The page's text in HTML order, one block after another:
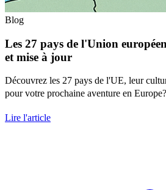
Blog
Les 27 pays de l'Union
et mise à jour
Découvrez les 27 pays de l'UE, leur
pour votre prochaine aventure en
Lire l'article